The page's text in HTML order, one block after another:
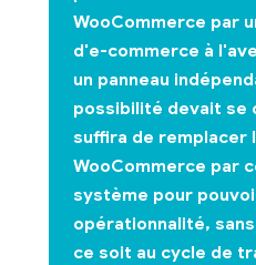
WooCommerce par
d'e-commerce à
un panneau
possibilité devait se
suffira de remplacer
WooCommerce par
système pour
opérationnalité,
ce soit au cycle de